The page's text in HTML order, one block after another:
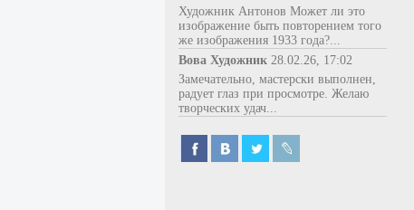
Художник Антонов Может ли это
изображение быть повторением того
же изображения 1933 года?...
Вова Художник 28.02.26, 17:02
Замечательно, мастерски выполнен,
радует глаз при просмотре. Желаю
творческих удач...